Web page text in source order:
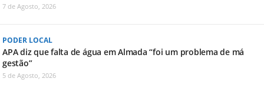
7 de Agosto, 2026
PODER LOCAL
APA diz que falta de água em Almada “foi um problema de má
gestão”
5 de Agosto, 2026